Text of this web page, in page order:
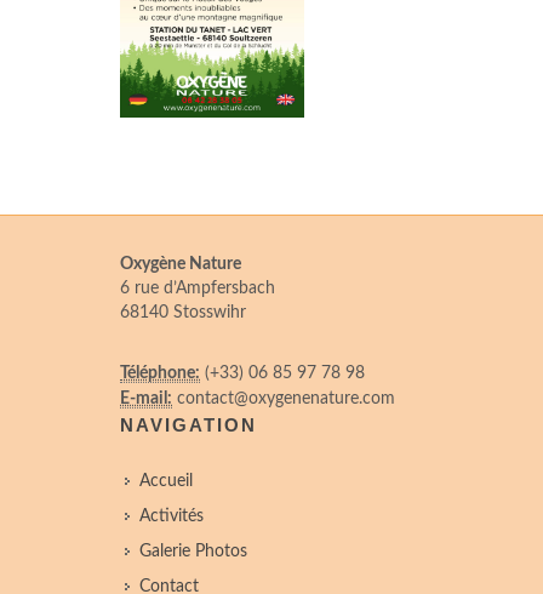
Oxygène Nature
6 rue d’Ampfersbach
68140 Stosswihr
Téléphone: (+33) 06 85 97 78 98
E-mail: contact@oxygenenature.com
NAVIGATION
Accueil
Activités
Galerie Photos
Contact